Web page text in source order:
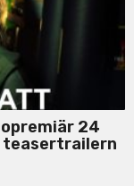
24
teasertrailern